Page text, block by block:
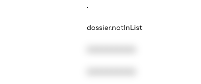
.
dossier.notInList